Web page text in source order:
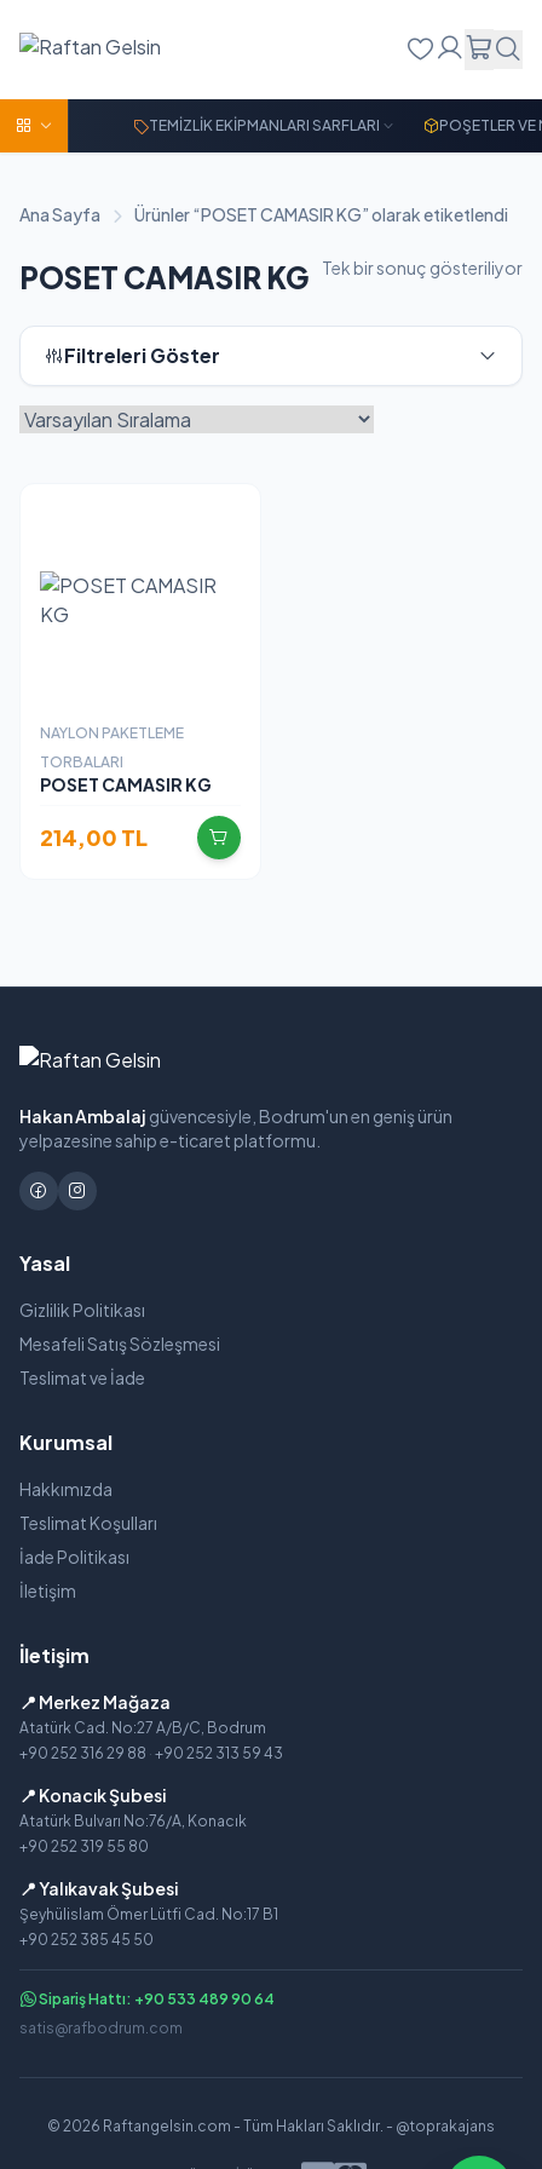
TEMİZLİK EKİPMANLARI SARFLARI POŞETLER VE
Ana Sayfa Ürünler “POSET CAMASIR KG” olarak etiketlendi
POSET CAMASIR KG Tek bir sonuç gösteriliyor
Filtreleri Göster
NAYLON PAKETLEME
TORBALARI
POSET CAMASIR KG
214,00 TL
Hakan Ambalaj güvencesiyle, Bodrum'un en geniş ürün
yelpazesine sahip e-ticaret platformu.
Yasal
Gizlilik Politikası
Mesafeli Satış Sözleşmesi
Teslimat ve İade
Kurumsal
Hakkımızda
Teslimat Koşulları
İade Politikası
İletişim
İletişim
📍 Merkez Mağaza
Atatürk Cad. No:27 A/B/C, Bodrum
+90 252 316 29 88 · +90 252 313 59 43
📍 Konacık Şubesi
Atatürk Bulvarı No:76/A, Konacık
+90 252 319 55 80
📍 Yalıkavak Şubesi
Şeyhülislam Ömer Lütfi Cad. No:17 B1
+90 252 385 45 50
Sipariş Hattı: +90 533 489 90 64
satis@rafbodrum.com
© 2026 Raftangelsin.com - Tüm Hakları Saklıdır. - @toprakajans